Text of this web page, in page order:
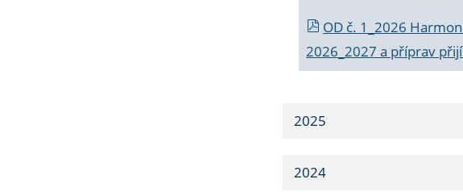
OD č. 1_2026
2026_2027 a příprav
2025
2024